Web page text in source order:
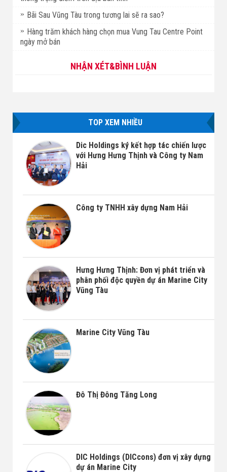
Bãi Sau Vũng Tàu trong tương lai sẽ ra sao?
Hàng trăm khách hàng chọn mua Vung Tau Centre Point
ngày mở bán
NHẬN XÉT&BÌNH LUẬN
TOP XEM NHIỀU
Dic Holdings ký kết hợp tác chiến lược
với Hưng Hưng Thịnh và Công ty Nam
Hải
Công ty TNHH xây dựng Nam Hải
Hưng Hưng Thịnh: Đơn vị phát triển và
phân phối độc quyền dự án Marine City
Vũng Tàu
Marine City Vũng Tàu
Đô Thị Đông Tăng Long
DIC Holdings (DICcons) đơn vị xây dựng
dự án Marine City